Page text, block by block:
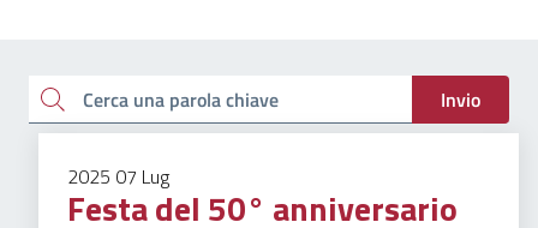
Esplora tutti i documenti
Cerca una parola chiave Invio
2025 07 Lug
Festa del 50° anniversario